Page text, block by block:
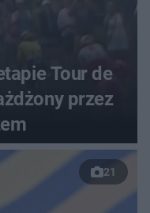
Tour de
przez
21